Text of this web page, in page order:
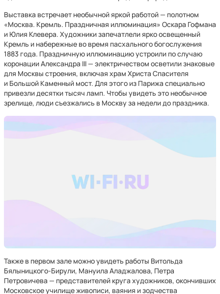
Выставка встречает необычной яркой работой — полотном
«Москва. Кремль. Праздничная иллюминация» Оскара Гофмана
и Юлия Клевера. Художники запечатлели ярко освещенный
Кремль и набережные во время пасхального богослужения
1883 года. Праздничную иллюминацию устроили по случаю
коронации Александра III — электричеством осветили знаковые
для Москвы строения, включая храм Христа Спасителя
и Большой Каменный мост. Для этого из Парижа специально
привезли десятки тысяч ламп. Чтобы увидеть это необычное
зрелище, люди съезжались в Москву за недели до праздника.
Также в первом зале можно увидеть работы Витольда
Бялыницкого-Бирули, Мануила Аладжалова, Петра
Петровичева — представителей круга художников, окончивших
Московское училище живописи, ваяния и зодчества